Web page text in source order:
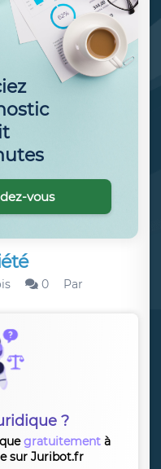
0
Par
?
gratuitement à
sur Juribot.fr
vous